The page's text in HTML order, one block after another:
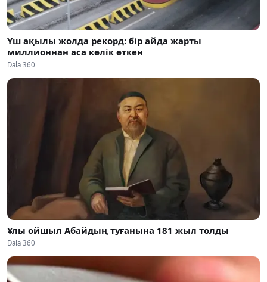
Үш ақылы жолда рекорд: бір айда жарты
миллионнан аса көлік өткен
Dala 360
Ұлы ойшыл Абайдың туғанына 181 жыл толды
Dala 360